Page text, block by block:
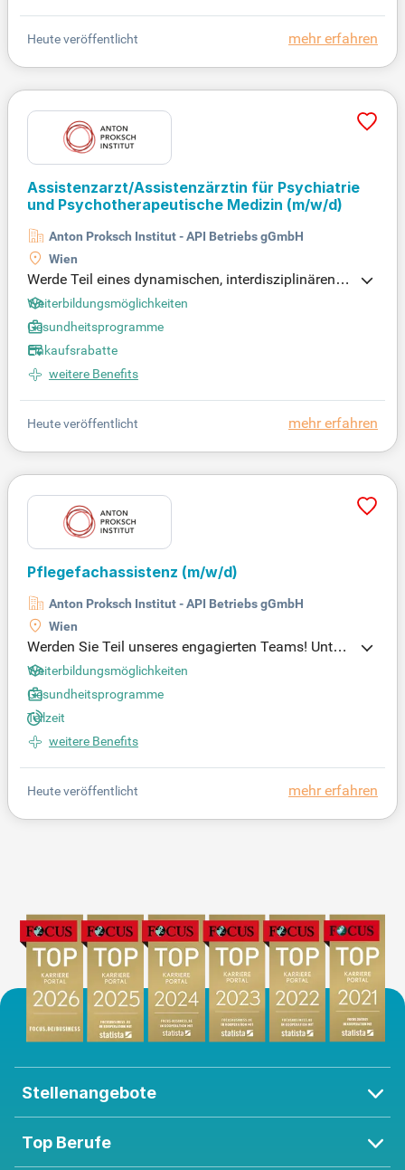
mehr erfahren
Heute veröffentlicht
Assistenzarzt/Assistenzärztin für Psychiatrie
und Psychotherapeutische Medizin (m/w/d)
Anton Proksch Institut - API Betriebs gGmbH
Wien
Werde Teil eines dynamischen, interdisziplinären T
eams aus Medizin, Pflege und Sozialarbeit! Profitie
re von vielfältigen Fortbildungsangeboten und gest
alte deinen Arbeitsalltag selbstständig und verant
wortungsvoll. Entfalte deine Fähigkeiten in einer ab
wechslungsreichen Umgebung!
Weiterbildungsmöglichkeiten
Gesundheitsprogramme
Einkaufsrabatte
weitere Benefits
mehr erfahren
Heute veröffentlicht
Pflegefachassistenz (m/w/d)
Anton Proksch Institut - API Betriebs gGmbH
Wien
Werden Sie Teil unseres engagierten Teams! Unters
tützen Sie suchtkranke Patient:innen mit fachkundi
ger Betreuung in einem abwechslungsreichen Umf
eld. Entscheiden Sie sich für eine Voll- oder Teilzeit
anstellung im Turnusdienst. Ihre Kompetenz ist gef
ragt!
Weiterbildungsmöglichkeiten
Gesundheitsprogramme
Teilzeit
weitere Benefits
mehr erfahren
Heute veröffentlicht
Stellenangebote
Top Berufe